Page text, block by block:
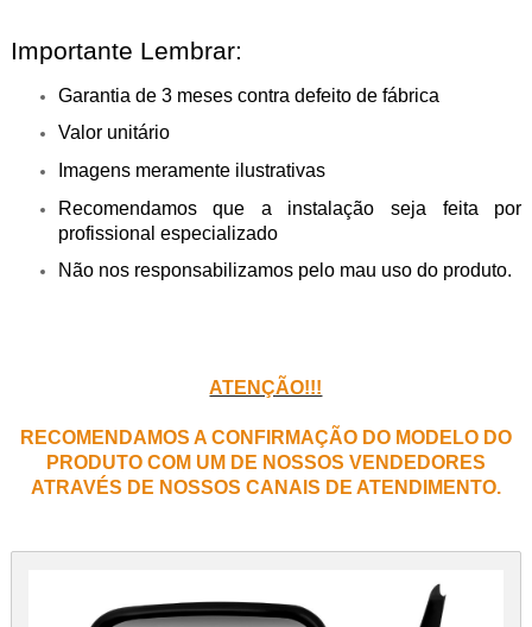
Importante Lembrar:
Garantia de 3 meses contra defeito de fábrica
Valor unitário
Imagens meramente ilustrativas
Recomendamos que a instalação seja feita por
profissional especializado
Não nos responsabilizamos pelo mau uso do produto.
ATENÇÃO!!!
RECOMENDAMOS A CONFIRMAÇÃO DO MODELO DO
PRODUTO COM UM DE NOSSOS VENDEDORES
ATRAVÉS DE NOSSOS CANAIS DE ATENDIMENTO.